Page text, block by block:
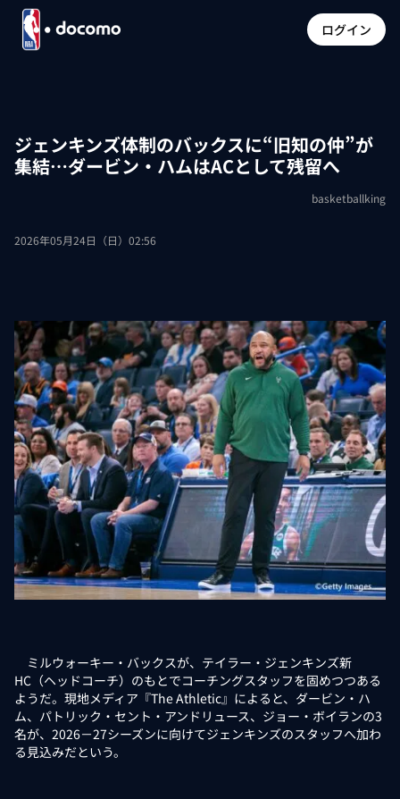
ログイン
ジェンキンズ体制のバックスに“旧知の仲”が
集結…ダービン・ハムはACとして残留へ
basketballking
2026年05月24日（日）02:56
ミルウォーキー・バックスが、テイラー・ジェンキンズ新
HC（ヘッドコーチ）のもとでコーチングスタッフを固めつつある
ようだ。現地メディア『The Athletic』によると、ダービン・ハ
ム、パトリック・セント・アンドリュース、ジョー・ボイランの3
名が、2026－27シーズンに向けてジェンキンズのスタッフへ加わ
る見込みだという。